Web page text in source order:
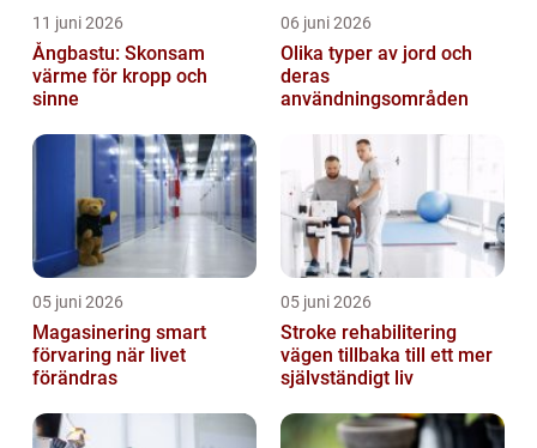
11 juni 2026
Ångbastu: Skonsam
värme för kropp och
sinne
06 juni 2026
Olika typer av jord och
deras
användningsområden
05 juni 2026
Magasinering smart
förvaring när livet
förändras
05 juni 2026
Stroke rehabilitering
vägen tillbaka till ett mer
självständigt liv